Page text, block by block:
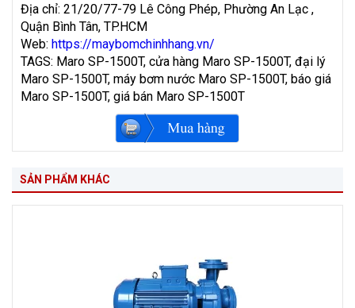
Địa chỉ: 21/20/77-79 Lê Công Phép, Phường An Lạc ,
Quận Bình Tân, TP.HCM
Web: https://maybomchinhhang.vn/
TAGS: Maro SP-1500T, cửa hàng Maro SP-1500T, đại lý
Maro SP-1500T, máy bơm nước Maro SP-1500T, báo giá
Maro SP-1500T, giá bán Maro SP-1500T
SẢN PHẨM KHÁC